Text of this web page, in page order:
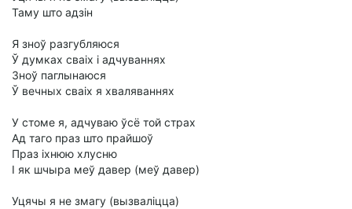
Таму што адзін
Я зноў разгубляюся
Ў думках сваіх і адчуваннях
Зноў паглынаюся
Ў вечных сваіх я хваляваннях
У стоме я, адчуваю ўсё той страх
Ад таго праз што прайшоў
Праз іхнюю хлусню
І як шчыра меў давер (меў давер)
Уцячы я не змагу (вызваліцца)